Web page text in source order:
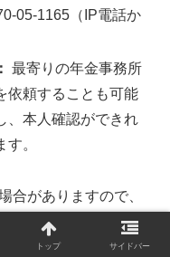
05-1165（IP電話か
最寄りの年金事務所
依頼することも可能
、本人確認ができれ
。
合がありますので、
もって早めに手続きを
トに登録していれば、
トップ サイドバー